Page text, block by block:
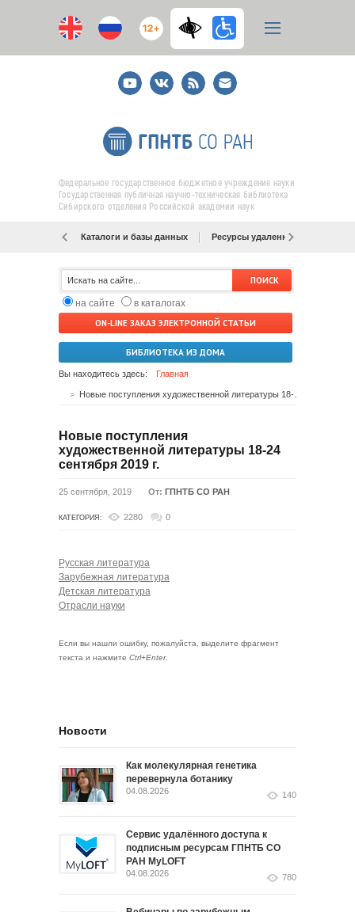
12+
YoutubeВКонтакте
RSS
E-
mail
подписка
Федеральное государственное бюджетное учреждение науки
Государственная публичная научно-техническая библиотека
Сибирского отделения Российской академии наук
Каталоги и базы данных Ресурсы удаленного доступа
на сайте
в каталогах
ON-LINE ЗАКАЗ ЭЛЕКТРОННОЙ СТАТЬИ
БИБЛИОТЕКА ИЗ ДОМА
Вы находитесь здесь: Главная
Новые поступления
художественной литературы 18-24
сентября 2019 г.
25 сентября, 2019 От: ГПНТБ СО РАН
КАТЕГОРИЯ: 2280 0
Русская литература
Зарубежная литература
Детская литература
Отрасли науки
Если вы нашли ошибку, пожалуйста, выделите фрагмент
текста и нажмите Ctrl+Enter.
Новости
Как молекулярная генетика
перевернула ботанику
04.08.2026 140
Сервис удалённого доступа к
подписным ресурсам ГПНТБ СО
РАН MyLOFT
04.08.2026 780